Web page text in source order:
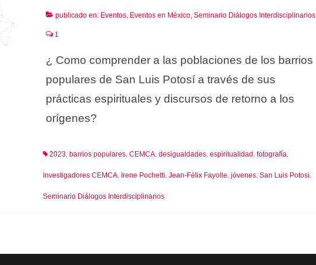
publicado en: Eventos, Eventos en México, Seminario Diálogos Interdisciplinarios
1
¿ Como comprender a las poblaciones de los barrios
populares de San Luis Potosí a través de sus
prácticas espirituales y discursos de retorno a los
orígenes?
2023, barrios populares, CEMCA, desigualdades, espiritualidad fotografía
Investigadores CEMCA, Irene Pochetti Jean-Félix Fayolle jóvenes, San Luis Potosi
Seminario Diálogos Interdisciplinarios